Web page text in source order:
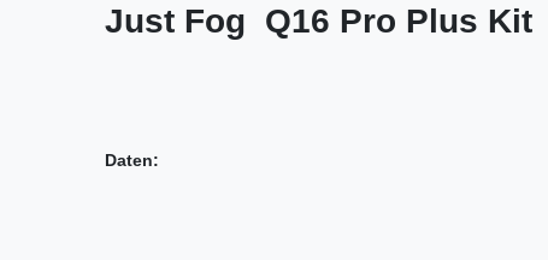
Just Fog Q16 Pro Plus Kit
Daten: